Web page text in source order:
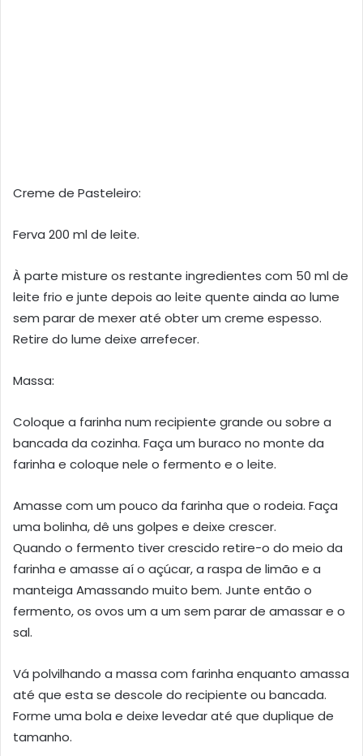
Creme de Pasteleiro:
Ferva 200 ml de leite.
À parte misture os restante ingredientes com 50 ml de
leite frio e junte depois ao leite quente ainda ao lume
sem parar de mexer até obter um creme espesso.
Retire do lume deixe arrefecer.
Massa:
Coloque a farinha num recipiente grande ou sobre a
bancada da cozinha. Faça um buraco no monte da
farinha e coloque nele o fermento e o leite.
Amasse com um pouco da farinha que o rodeia. Faça
uma bolinha, dê uns golpes e deixe crescer.
Quando o fermento tiver crescido retire-o do meio da
farinha e amasse aí o açúcar, a raspa de limão e a
manteiga Amassando muito bem. Junte então o
fermento, os ovos um a um sem parar de amassar e o
sal.
Vá polvilhando a massa com farinha enquanto amassa
até que esta se descole do recipiente ou bancada.
Forme uma bola e deixe levedar até que duplique de
tamanho.